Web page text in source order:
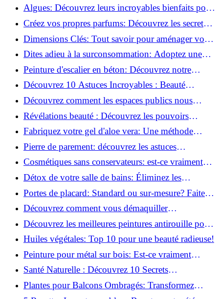
revitaliser les peaux fatiguées!
Algues: Découvrez leurs incroyables bienfaits pour
la santé et la beauté!
Créez vos propres parfums: Découvrez les secrets
de la fabrication artisanale!
Dimensions Clés: Tout savoir pour aménager votre
salle de bains!
Dites adieu à la surconsommation: Adoptez une
vie plus simple!
Peinture d'escalier en béton: Découvrez notre
tutoriel facile et rapide!
Découvrez 10 Astuces Incroyables : Beauté
Naturelle avec le Concombre !
Découvrez comment les espaces publics nous
incitent à être plus actifs : Révélations surprenantes!
Révélations beauté : Découvrez les pouvoirs
insoupçonnés du concombre!
Fabriquez votre gel d'aloe vera: Une méthode
simple et rapide à la maison!
Pierre de parement: découvrez les astuces
infaillibles pour un nettoyage parfait!
Cosmétiques sans conservateurs: est-ce vraiment
possible?
Détox de votre salle de bains: Éliminez les
ingrédients nocifs dès maintenant!
Portes de placard: Standard ou sur-mesure? Faites
le meilleur choix!
Découvrez comment vous démaquiller
naturellement: Astuces et secrets révélés!
Découvrez les meilleures peintures antirouille pour
le fer: Top 12 analysé!
Huiles végétales: Top 10 pour une beauté radieuse!
Peinture pour métal sur bois: Est-ce vraiment
possible?
Santé Naturelle : Découvrez 10 Secrets
Incontournables pour un Bien-être Optimal!
Plantes pour Balcons Ombragés: Transformez
votre Terrasse en Oasis Verte!